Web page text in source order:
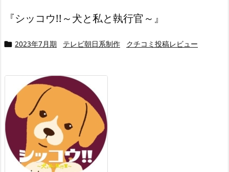
『シッコウ!!～犬と私と執行官～』
 2023年7月期 テレビ朝日系制作 クチコミ投稿レビュー